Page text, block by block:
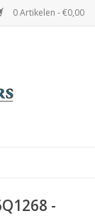
0 Artikelen - €0,00
-